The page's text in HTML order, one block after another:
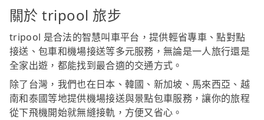
關於 tripool 旅步
tripool 是合法的智慧叫車平台，提供輕省專車、點對點
接送、包車和機場接送等多元服務，無論是一人旅行還是
全家出遊，都能找到最合適的交通方式。
除了台灣，我們也在日本、韓國、新加坡、馬來西亞、越
南和泰國等地提供機場接送與景點包車服務，讓你的旅程
從下飛機開始就無縫接軌，方便又省心。